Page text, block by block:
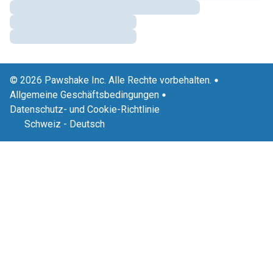
© 2026 Pawshake Inc. Alle Rechte vorbehalten.
Allgemeine Geschäftsbedingungen
Datenschutz- und Cookie-Richtlinie
Schweiz - Deutsch